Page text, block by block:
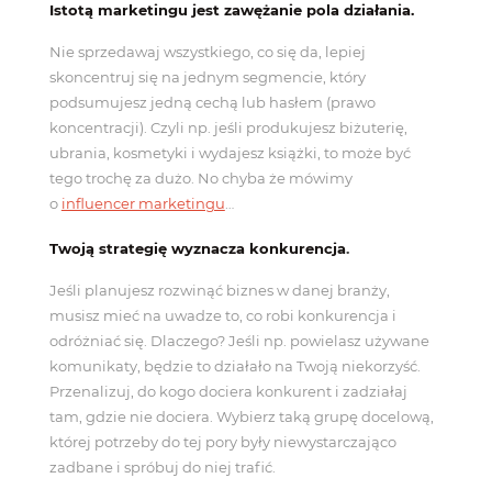
Istotą marketingu jest zawężanie pola działania.
Nie sprzedawaj wszystkiego, co się da, lepiej
skoncentruj się na jednym segmencie, który
podsumujesz jedną cechą lub hasłem (prawo
koncentracji). Czyli np. jeśli produkujesz biżuterię,
ubrania, kosmetyki i wydajesz książki, to może być
tego trochę za dużo. No chyba że mówimy
o influencer marketingu…
Twoją strategię wyznacza konkurencja.
Jeśli planujesz rozwinąć biznes w danej branży,
musisz mieć na uwadze to, co robi konkurencja i
odróżniać się. Dlaczego? Jeśli np. powielasz używane
komunikaty, będzie to działało na Twoją niekorzyść.
Przenalizuj, do kogo dociera konkurent i zadziałaj
tam, gdzie nie dociera. Wybierz taką grupę docelową,
której potrzeby do tej pory były niewystarczająco
zadbane i spróbuj do niej trafić.